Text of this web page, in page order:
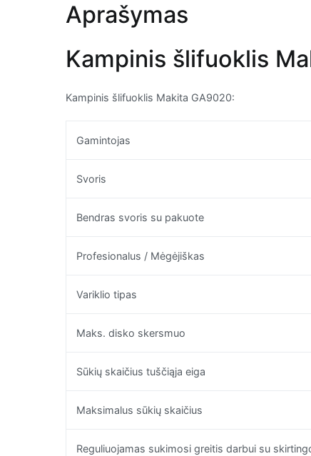
Aprašymas
Kampinis šlifuoklis
Kampinis šlifuoklis Makita GA9020:
Gamintojas
Svoris
Bendras svoris su pakuote
Profesionalus / Mėgėjiškas
Variklio tipas
Maks. disko skersmuo
Sūkių skaičius tuščiąja eiga
Maksimalus sūkių skaičius
Reguliuojamas sukimosi greitis darbui su